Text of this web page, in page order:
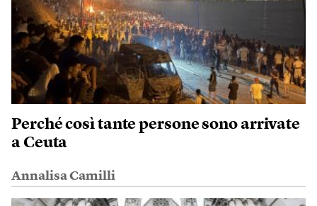
Perché così tante persone sono arrivate
a Ceuta
Annalisa Camilli